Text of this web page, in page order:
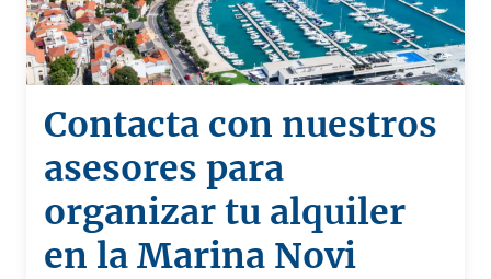
Contacta con nuestros
asesores para
organizar tu alquiler
en la Marina Novi